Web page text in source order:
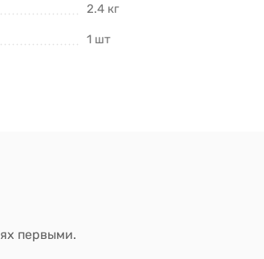
2.4 кг
1 шт
первыми.